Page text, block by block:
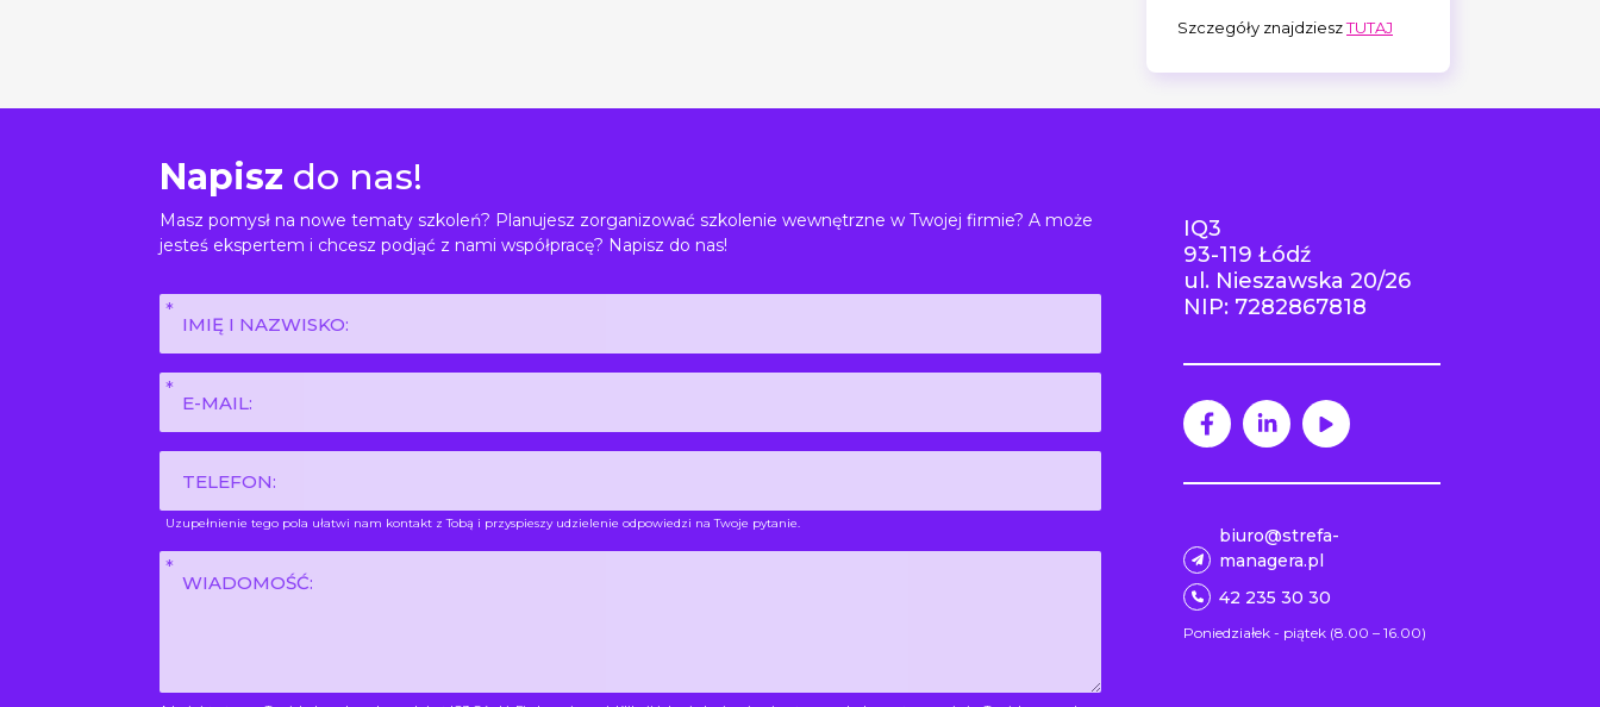
Szczegóły znajdzieszTUTAJ
Napisz do nas!
Masz pomysł na nowe tematy szkoleń? Planujesz zorganizować szkolenie wewnętrzne w Twojej firmie? A może
jesteś ekspertem i chcesz podjąć z nami współpracę? Napisz do nas!
Imię
*E-
mail
Uzupełnienie tego pola ułatwi nam kontakt z Tobą i przyspieszy udzielenie odpowiedzi na Twoje pytanie.
Wiadomość
IQ3
93-119 Łódź
ul. Nieszawska 20/26
NIP: 7282867818
biuro@strefa-
managera.pl
42 235 30 30
Poniedziałek - piątek (8.00 – 16.00)